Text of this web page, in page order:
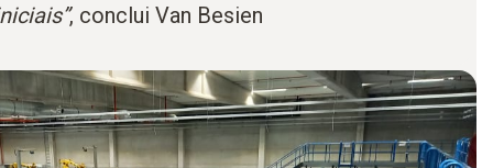
, conclui Van Besien